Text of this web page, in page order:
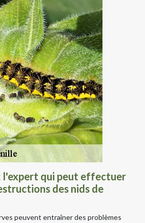
l'expert qui peut effectuer
des nids de
peuvent entraîner des problèmes